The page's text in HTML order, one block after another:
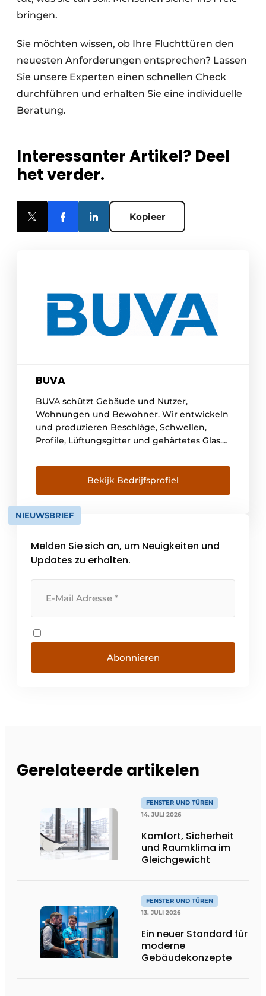
bringen.
Sie möchten wissen, ob Ihre Fluchttüren den
neuesten Anforderungen entsprechen? Lassen
Sie unsere Experten einen schnellen Check
durchführen und erhalten Sie eine individuelle
Beratung.
Interessanter Artikel? Deel
het verder.
Kopieer
BUVA
BUVA schützt Gebäude und Nutzer,
Wohnungen und Bewohner. Wir entwickeln
und produzieren Beschläge, Schwellen,
Profile, Lüftungsgitter und gehärtetes Glas.
Komfort und Langlebigkeit stehen. In
Barendrecht kommen Wissen und
Handwerkskunst zusammen. Aufbauend auf
einer langen Geschichte und mit Blick auf
die Zukunft. Vor allem aber antizipieren wir
Bekijk Bedrijfsprofiel
NIEUWSBRIEF
Melden Sie sich an, um Neuigkeiten und
Updates zu erhalten.
Abonnieren
Gerelateerde artikelen
FENSTER UND TÜREN
14. JULI 2026
Komfort, Sicherheit
und Raumklima im
Gleichgewicht
FENSTER UND TÜREN
13. JULI 2026
Ein neuer Standard für
moderne
Gebäudekonzepte